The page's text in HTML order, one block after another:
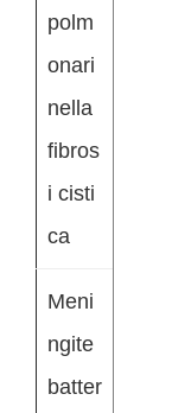
polm
onari
nella
fibros
i cisti
ca
Meni
ngite
batter